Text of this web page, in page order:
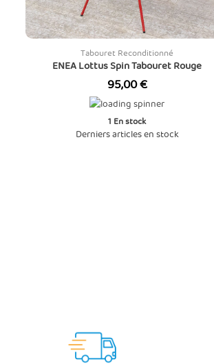
Tabouret Reconditionné
ENEA Lottus Spin Tabouret Rouge
Prix
95,00 €
1 En stock
Derniers articles en stock